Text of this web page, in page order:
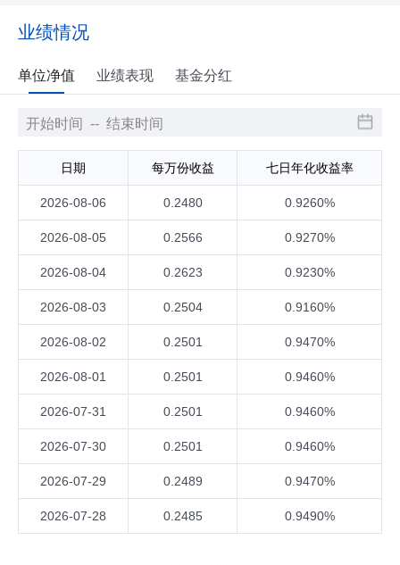
业绩情况
单位净值 业绩表现 基金分红
日期 每万份收益 七日年化收益率
2026-08-06 0.2480 0.9260%
2026-08-05 0.2566 0.9270%
2026-08-04 0.2623 0.9230%
2026-08-03 0.2504 0.9160%
2026-08-02 0.2501 0.9470%
2026-08-01 0.2501 0.9460%
2026-07-31 0.2501 0.9460%
2026-07-30 0.2501 0.9460%
2026-07-29 0.2489 0.9470%
2026-07-28 0.2485 0.9490%